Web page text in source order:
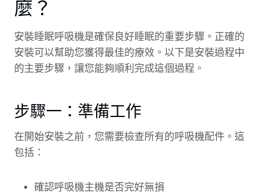
麼？
安裝睡眠呼吸機是確保良好睡眠的重要步驟。正確的
安裝可以幫助您獲得最佳的療效。以下是安裝過程中
的主要步驟，讓您能夠順利完成這個過程。
步驟一：準備工作
在開始安裝之前，您需要檢查所有的呼吸機配件。這
包括：
確認呼吸機主機是否完好無損